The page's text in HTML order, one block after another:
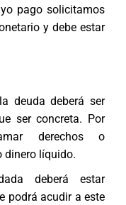
pago solicitamos
y debe estar
deuda deberá ser
ser concreta. Por
derechos o
dinero líquido.
deberá estar
podrá acudir a este